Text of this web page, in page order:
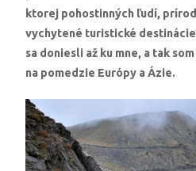
ktorej pohostinných ľudí,
vychytené turistické
sa doniesli až ku mne, a tak
na pomedzie Európy a Ázie.